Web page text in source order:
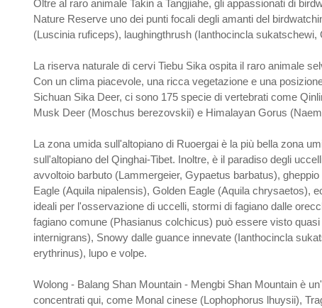
Oltre al raro animale Takin a Tangjiahe, gli appassionati di
Nature Reserve uno dei punti focali degli amanti del
(Luscinia ruficeps), laughingthrush (Ianthocincla
La riserva naturale di cervi Tiebu Sika ospita il raro animale
Con un clima piacevole, una ricca vegetazione e una
Sichuan Sika Deer, ci sono 175 specie di vertebrati come
Musk Deer (Moschus berezovskii) e Himalayan Gorus
La zona umida sull'altopiano di Ruoergai è la più bella zona
sull'altopiano del Qinghai-Tibet. Inoltre, è il paradiso degli
avvoltoio barbuto (Lammergeier, Gypaetus barbatus),
Eagle (Aquila nipalensis), Golden Eagle (Aquila chrysaetos),
ideali per l'osservazione di uccelli, stormi di fagiano dalle
fagiano comune (Phasianus colchicus) può essere visto
internigrans), Snowy dalle guance innevate (Ianthocincla
erythrinus), lupo e volpe.
Wolong - Balang Shan Mountain - Mengbi Shan Mountain è
concentrati qui, come Monal cinese (Lophophorus lhuysii),